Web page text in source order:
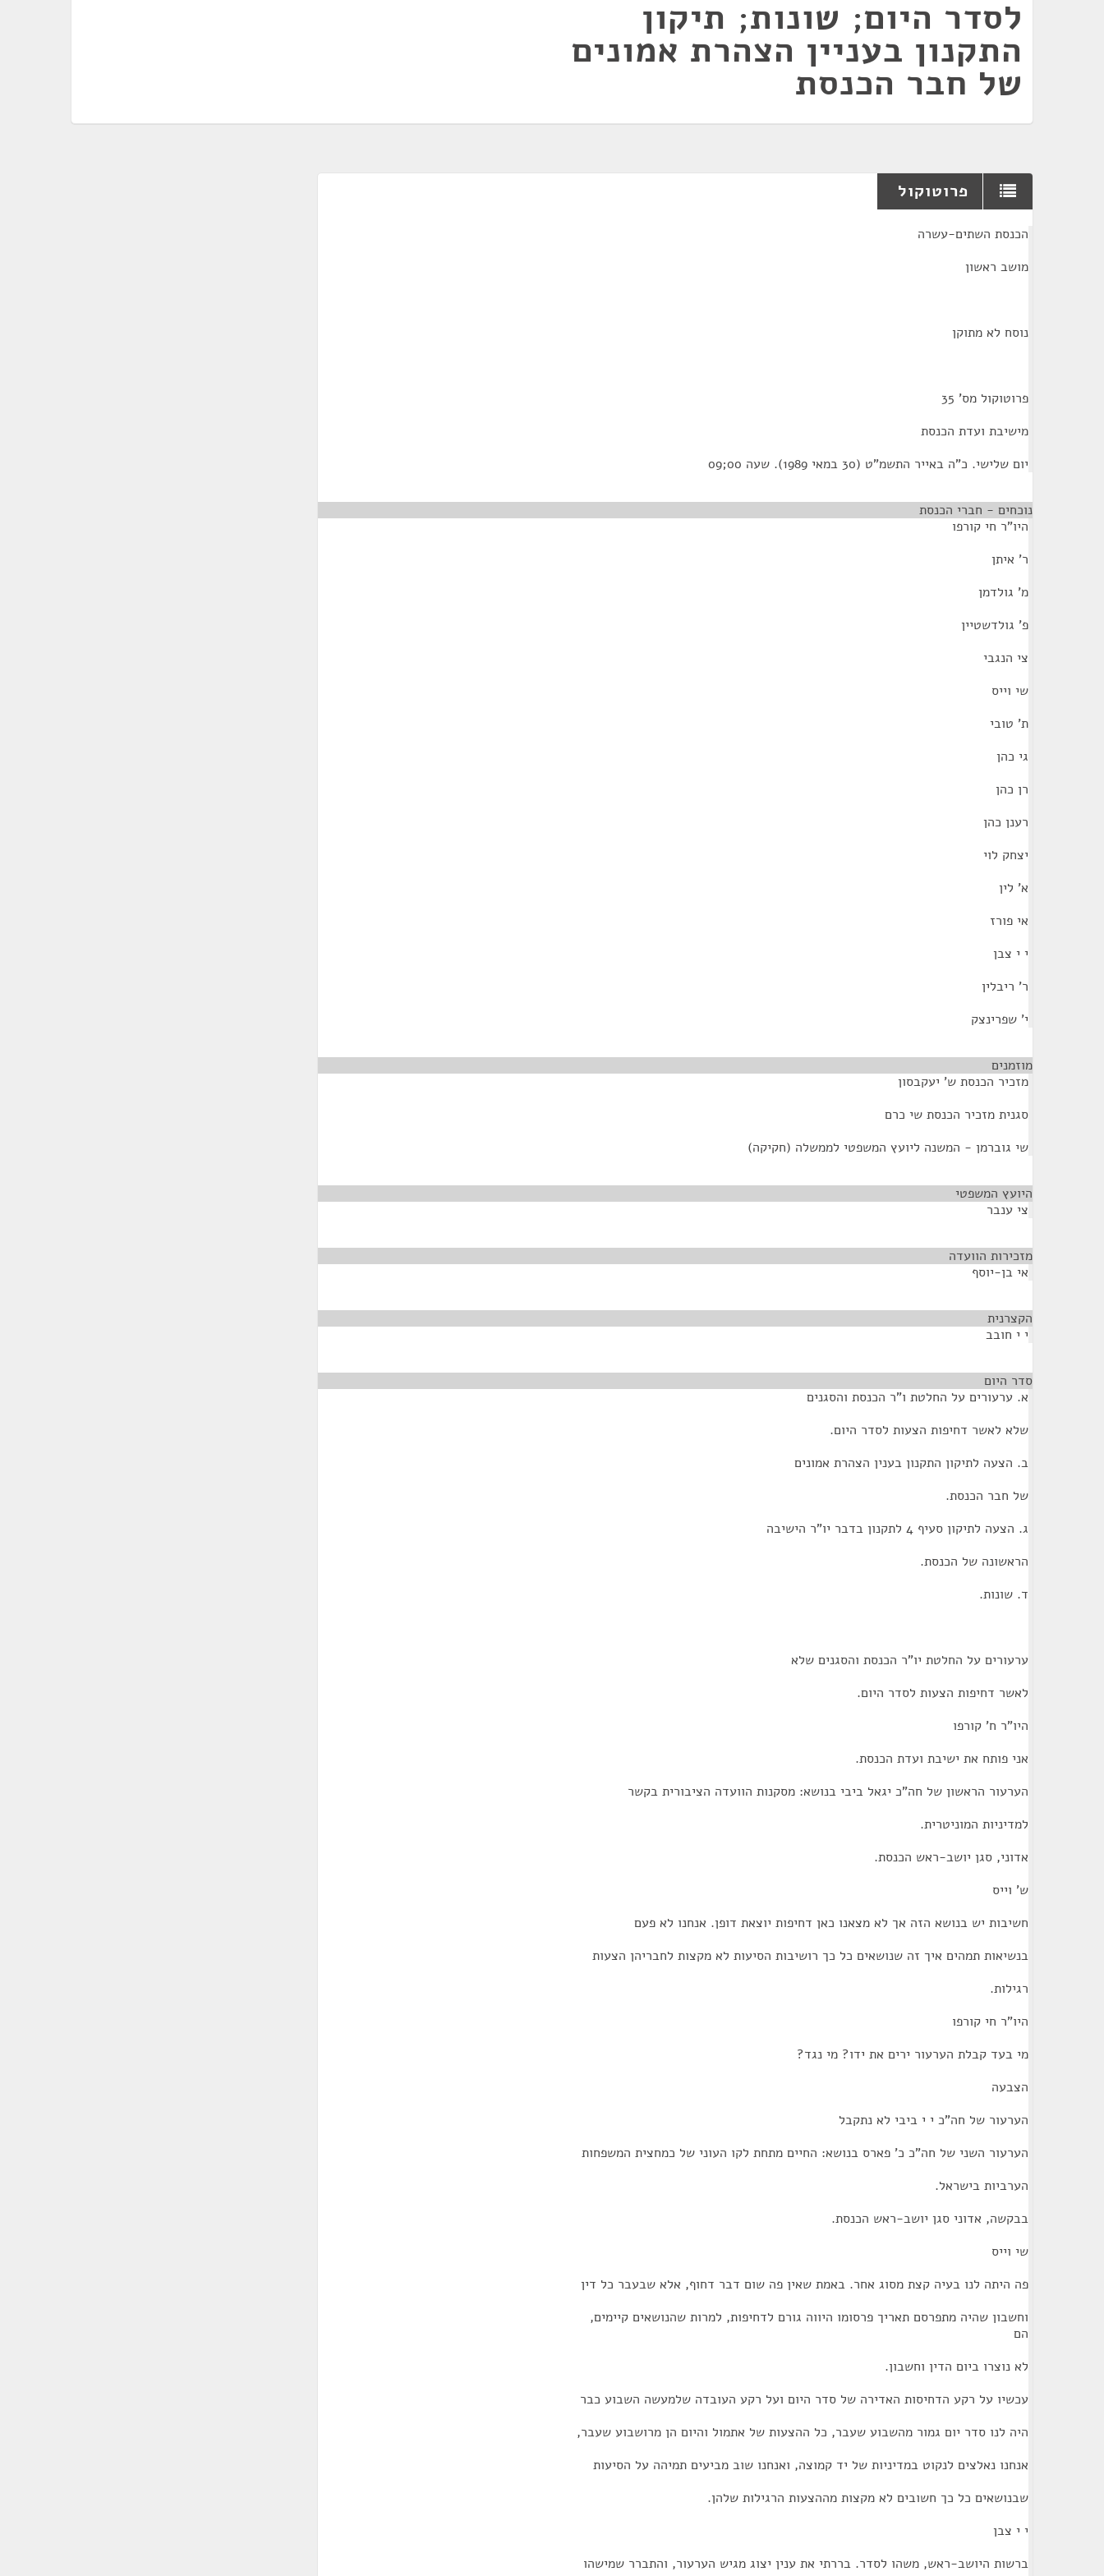
לסדר היום; שונות; תיקון
התקנון בעניין הצהרת אמונים
של חבר הכנסת
פרוטוקול
הכנסת השתים-עשרה
מושב ראשון
נוסח לא מתוקן
פרוטוקול מס' 35
מישיבת ועדת הכנסת
יום שלישי. כ"ה באייר התשמ"ט (30 במאי 1989). שעה 00;09
נוכחים - חברי הכנסת
היו"ר חי קורפו
ר' איתן
מ' גולדמן
פ' גולדשטיין
צי הנגבי
שי וייס
ת' טובי
גי כהן
רן כהן
רענן כהן
יצחק לוי
א' לין
אי פורז
י י צבן
ר' ריבלין
י' שפרינצק
מוזמנים
מזכיר הכנסת ש' יעקבסון
סגנית מזכיר הכנסת שי כרם
שי גוברמן - המשנה ליועץ המשפטי לממשלה (חקיקה)
היועץ המשפטי
צי ענבר
מזכירות הוועדה
אי בן-יוסף
הקצרנית
י י חובב
סדר היום
א. ערעורים על החלטת ו"ר הכנסת והסגנים
שלא לאשר דחיפות הצעות לסדר היום.
ב. הצעה לתיקון התקנון בענין הצהרת אמונים
של חבר הכנסת.
ג. הצעה לתיקון סעיף 4 לתקנון בדבר יו"ר הישיבה
הראשונה של הכנסת.
ד. שונות.
ערעורים על החלטת יו"ר הכנסת והסגנים שלא
לאשר דחיפות הצעות לסדר היום.
היו"ר ח' קורפו
אני פותח את ישיבת ועדת הכנסת.
הערעור הראשון של חה"כ יגאל ביבי בנושא: מסקנות הוועדה הציבורית בקשר
למדיניות המוניטרית.
אדוני, סגן יושב-ראש הכנסת.
ש' וייס
חשיבות יש בנושא הזה אך לא מצאנו כאן דחיפות יוצאת דופן. אנחנו לא פעם
בנשיאות תמהים איך זה שנושאים כל כך רושיבות הסיעות לא מקצות לחבריהן הצעות
רגילות.
היו"ר חי קורפו
מי בעד קבלת הערעור ירים את ידו? מי נגד?
הצבעה
הערעור של חה"כ י י ביבי לא נתקבל
הערעור השני של חה"כ כ' פארס בנושא: החיים מתחת לקו העוני של כמחצית המשפחות
הערביות בישראל.
בבקשה, אדוני סגן יושב-ראש הכנסת.
שי וייס
פה היתה לנו בעיה קצת מסוג אחר. באמת שאין פה שום דבר דחוף, אלא שבעבר כל דין
וחשבון שהיה מתפרסם תאריך פרסומו היווה גורם לדחיפות, למרות שהנושאים קיימים,
הם
לא נוצרו ביום הדין וחשבון.
עכשיו על רקע הדחיסות האדירה של סדר היום ועל רקע העובדה שלמעשה השבוע כבר
היה לנו סדר יום גמור מהשבוע שעבר, כל ההצעות של אתמול והיום הן מרושבוע שעבר,
אנחנו נאלצים לנקוט במדיניות של יד קמוצה, ואנחנו שוב מביעים תמיהה על הסיעות
שבנושאים כל כך חשובים לא מקצות מההצעות הרגילות שלהן.
י י צבן
ברשות היושב-ראש, משהו לסדר. בררתי את ענין יצוג מגיש הערעור, והתברר שמישהו